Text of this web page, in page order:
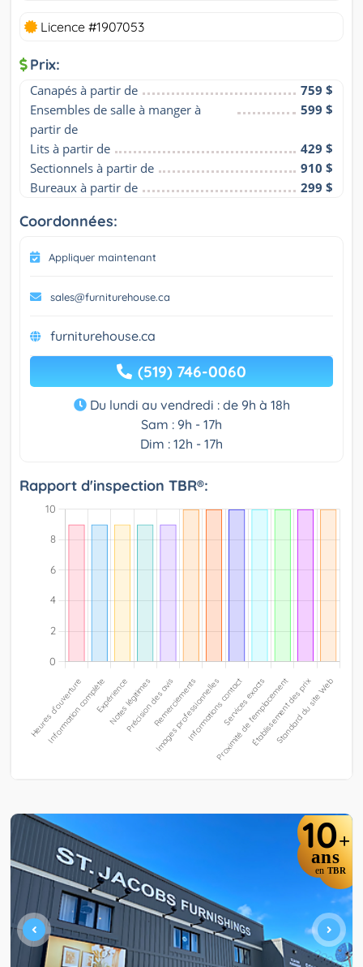
Licence #1907053
Prix:
Canapés à partir de
759 $
Ensembles de salle à manger à
partir de
599 $
Lits à partir de
429 $
Sectionnels à partir de
910 $
Bureaux à partir de
299 $
Coordonnées:
Appliquer maintenant
sales@furniturehouse.ca
furniturehouse.ca
(519) 746-0060
Du lundi au vendredi : de 9h à 18h
Sam : 9h - 17h
Dim : 12h - 17h
Rapport d'inspection TBR®:
10+
ans
en TBR